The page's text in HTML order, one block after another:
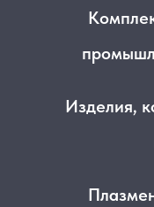
Изделия,